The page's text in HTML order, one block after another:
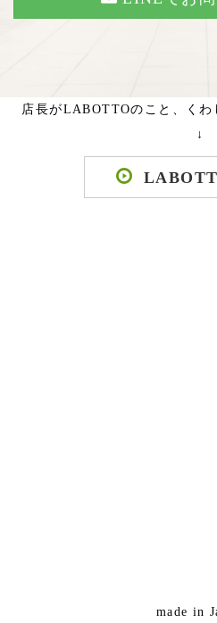
店長がLABOTTOのこと、くわ
↓
made in